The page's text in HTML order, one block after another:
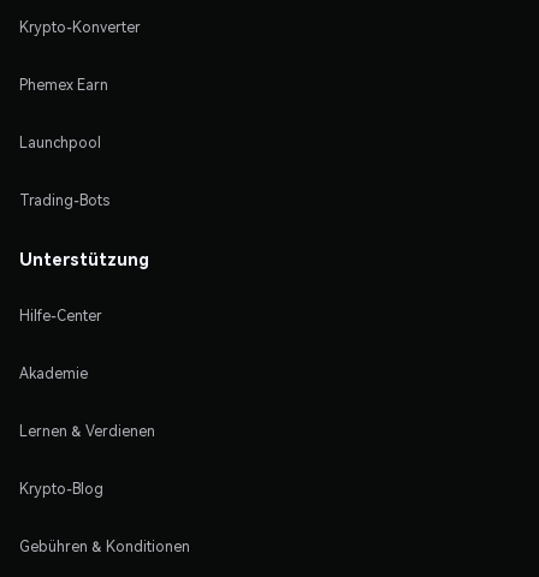
Krypto-Konverter
Phemex Earn
Launchpool
Trading-Bots
Unterstützung
Hilfe-Center
Akademie
Lernen & Verdienen
Krypto-Blog
Gebühren & Konditionen